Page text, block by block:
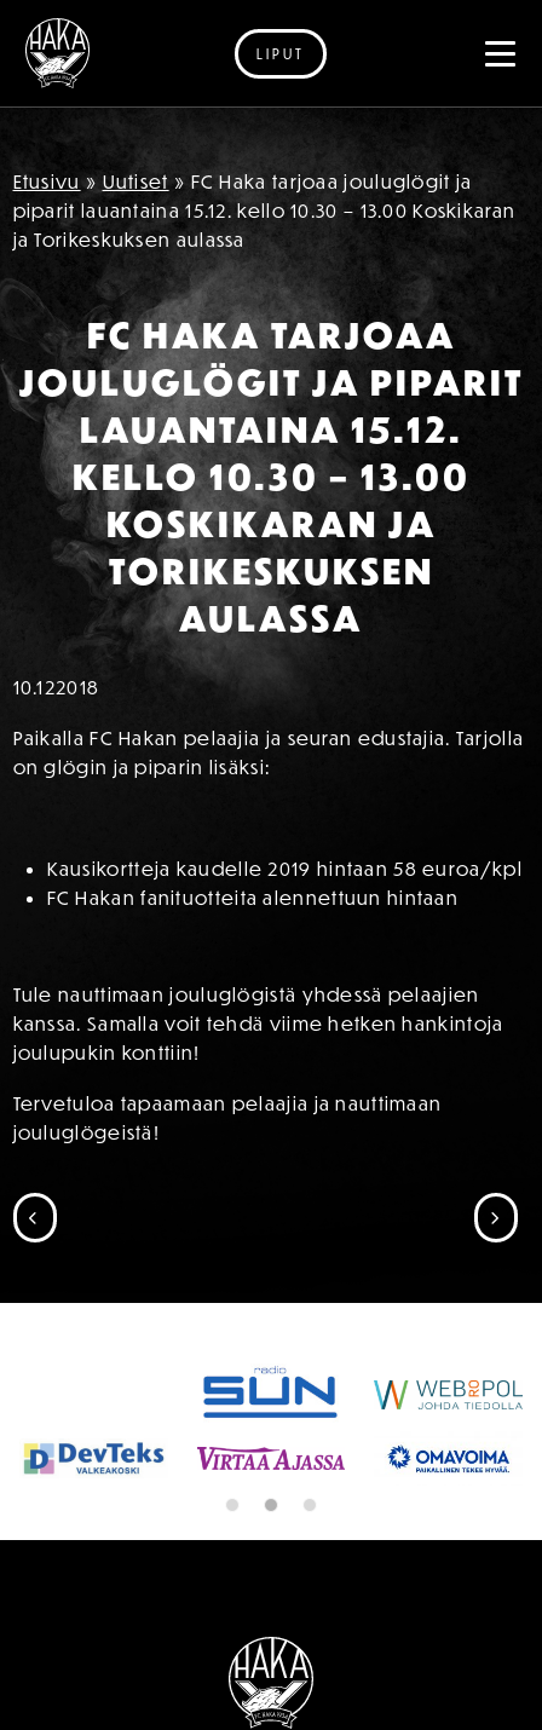
Siirry sisältöön
LIPUT
Etusivu » Uutiset » FC Haka tarjoaa jouluglögit ja
piparit lauantaina 15.12. kello 10.30 – 13.00 Koskikaran
ja Torikeskuksen aulassa
FC HAKA TARJOAA
JOULUGLÖGIT JA PIPARIT
LAUANTAINA 15.12.
KELLO 10.30 – 13.00
KOSKIKARAN JA
TORIKESKUKSEN
AULASSA
10.122018
Paikalla FC Hakan pelaajia ja seuran edustajia. Tarjolla
on glögin ja piparin lisäksi:
Kausikortteja kaudelle 2019 hintaan 58 euroa/kpl
FC Hakan fanituotteita alennettuun hintaan
Tule nauttimaan jouluglögistä yhdessä pelaajien
kanssa. Samalla voit tehdä viime hetken hankintoja
joulupukin konttiin!
Tervetuloa tapaamaan pelaajia ja nauttimaan
jouluglögeistä!
SIIRRY EDELLISEEN